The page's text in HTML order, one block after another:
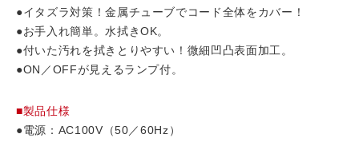
●イタズラ対策！金属チューブでコード全体をカバー！
●お手入れ簡単。水拭きOK。
●付いた汚れを拭きとりやすい！微細凹凸表面加工。
●ON／OFFが見えるランプ付。
■製品仕様
●電源：AC100V（50／60Hz）